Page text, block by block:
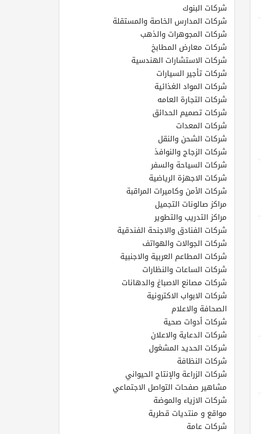
شركات البنوك
شركات المدارس الخاصة والمستقلة
شركات المجوهرات والذهب
شركات معارض المطابخ
شركات الاستشارات الهندسية
شركات تأجير السيارات
شركات المواد الغذائية
شركات التجارة العامه
شركات تصميم الحدائق
شركات المعدات
شركات الشحن والنقل
شركات الزجاج والنوافذ
شركات السياحة والسفر
شركات الاجهزة الرياضية
شركات الأمن وكاميرات المراقبة
مراكز صالونات التجميل
مراكز التدريب والتطوير
شركات الفنادق والاجنحة الفندقية
شركات الجوالات والهواتف
شركات المطاعم العربية والاجنبية
شركات الساعات والنظارات
شركات مصانع الاصباغ والدهانات
شركات الابواب الاكترونية
الصحافة والاعلام
شركات أدوات صحية
شركات الدعاية والاعلان
شركات الحديد المشغول
شركات النظافة
شركات الزراعة والإنتاج الحيواني
مشاهير صفحات التواصل الاجتماعي
شركات الازياء والموضة
مواقع و منتديات قطرية
شركات عامة